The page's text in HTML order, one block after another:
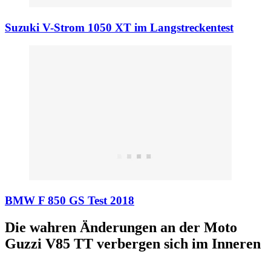
Suzuki V-Strom 1050 XT im Langstreckentest
BMW F 850 GS Test 2018
Die wahren Änderungen an der Moto
Guzzi V85 TT verbergen sich im Inneren